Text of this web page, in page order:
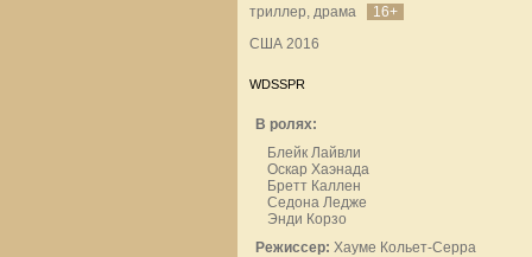
триллер, драма
16+
США 2016
WDSSPR
В ролях:
Блейк Лайвли
Оскар Хаэнада
Бретт Каллен
Седона Ледже
Энди Корзо
Режиссер: Хауме Кольет-Серра